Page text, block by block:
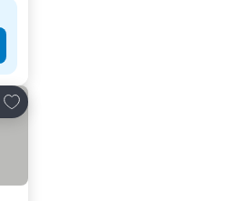
Přidat na seznam oblíbených hotelů